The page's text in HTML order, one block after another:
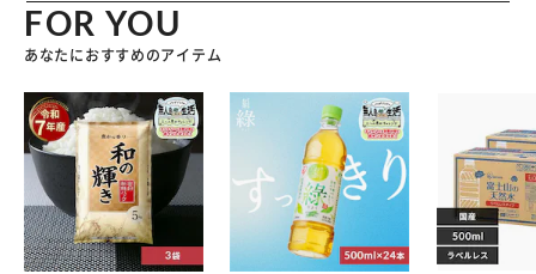
FOR YOU
あなたにおすすめのアイテム